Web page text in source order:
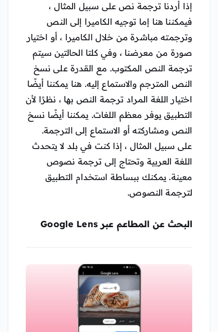
إذا أردنا ترجمة نص على سبيل المثال ،
فيمكننا هنا إما توجيه الكاميرا إلى النص
وترجمته مباشرة من خلال الكاميرا ، أو اختيار
صورة من معرضنا ، وفي كلتا الحالتين سيتم
ترجمة النص المكتوب. مع القدرة على نسخ
النص المترجم والاستماع إليه. هنا يمكننا أيضًا
اختيار اللغة المراد ترجمة النص بها ، نظرًا لأن
التطبيق يوفر معظم اللغات. يمكننا أيضًا نسخ
النص ومشاركته أو الاستماع إلى الترجمة.
على سبيل المثال ، إذا كنت في بلد لا يتحدث
اللغة العربية وتحتاج إلى ترجمة نصوص
معينة. يمكنك ببساطة استخدام التطبيق
لترجمة النصوص.
البحث عن المطاعم عبر Google Lens